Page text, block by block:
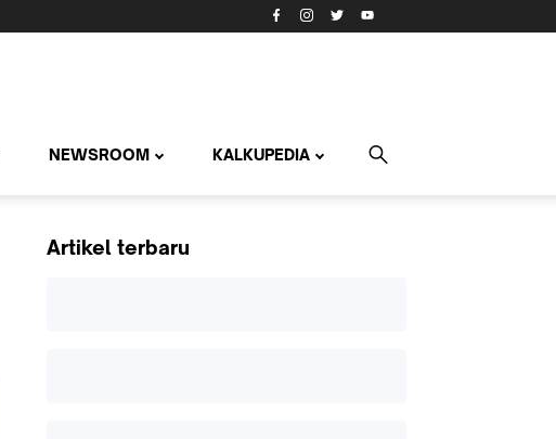
NEWSROOM KALKUPEDIA
Artikel terbaru